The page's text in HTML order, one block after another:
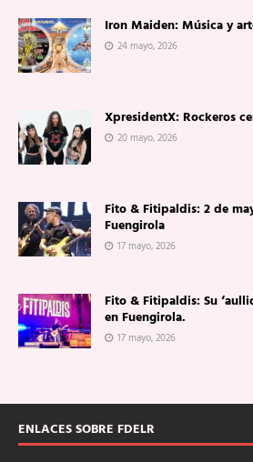
Iron Maiden: Música y
24 mayo, 2026
XpresidentX: Rockeros
20 mayo, 2026
Fito & Fitipaldis: 2 de
Fuengirola
17 mayo, 2026
Fito & Fitipaldis: Su
en Fuengirola.
17 mayo, 2026
ENLACES SOBRE FDELR